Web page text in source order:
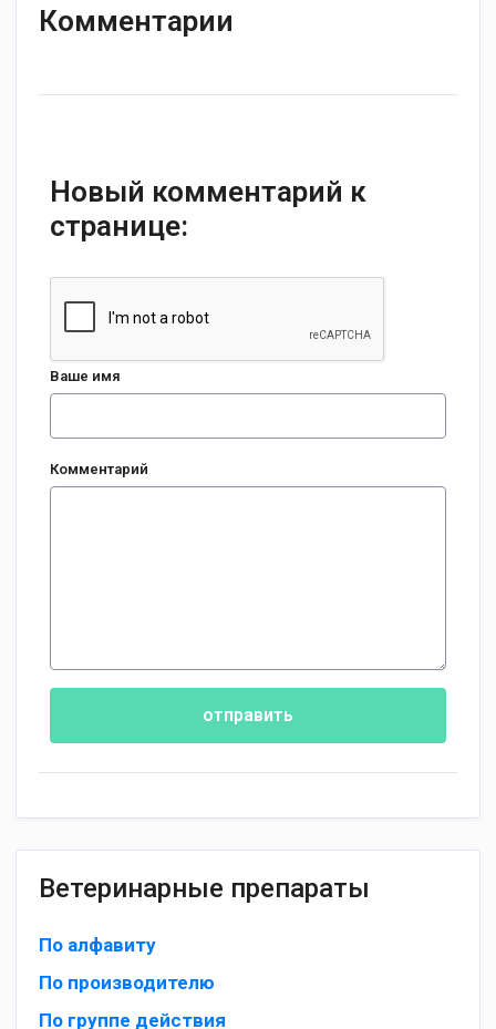
Комментарии
Новый комментарий к
странице:
Ваше имя
Комментарий
отправить
Ветеринарные препараты
По алфавиту
По производителю
По группе действия